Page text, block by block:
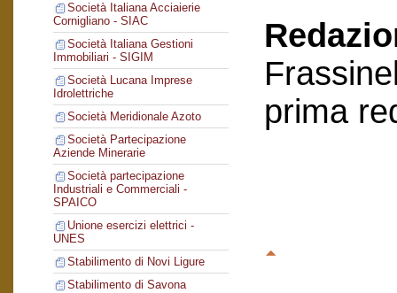
Società Italiana Acciaierie
Cornigliano - SIAC
Società Italiana Gestioni
Immobiliari - SIGIM
Società Lucana Imprese
Idrolettriche
Società Meridionale Azoto
Società Partecipazione
Aziende Minerarie
Società partecipazione
Industriali e Commerciali -
SPAICO
Unione esercizi elettrici -
UNES
Stabilimento di Novi Ligure
Stabilimento di Savona
prima